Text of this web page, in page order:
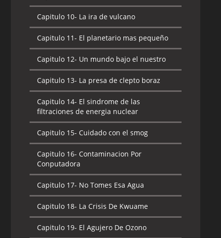
Capitulo 10- La ira de vulcano
Capitulo 11- El planetario mas pequeño
Capitulo 12- Un mundo bajo el nuestro
Capitulo 13- La presa de clepto boraz
Capitulo 14- El sindrome de las
filtraciones de energia nuclear
Capitulo 15- Cuidado con el smog
Capitulo 16- Contaminacion Por
Conputadora
Capitulo 17- No Tomes Esa Agua
Capitulo 18- La Crisis De Kwuame
Capitulo 19- El Agujero De Ozono